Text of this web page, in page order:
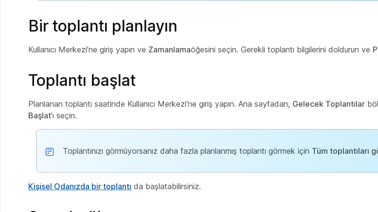
Bir toplantı planlayın
Kullanıcı Merkezi'ne giriş yapın ve Zamanlamaöğesini seçin. Gerekli toplantı bilgilerini doldurun ve
Toplantı başlat
Planlanan toplantı saatinde Kullanıcı Merkezi'ne giriş yapın. Ana sayfadan, Gelecek Toplantılar
Başlat’ı seçin.
Toplantınızı görmüyorsanız daha fazla planlanmış toplantı görmek için Tüm toplantıları
Kişisel Odanızda bir toplantı da başlatabilirsiniz.